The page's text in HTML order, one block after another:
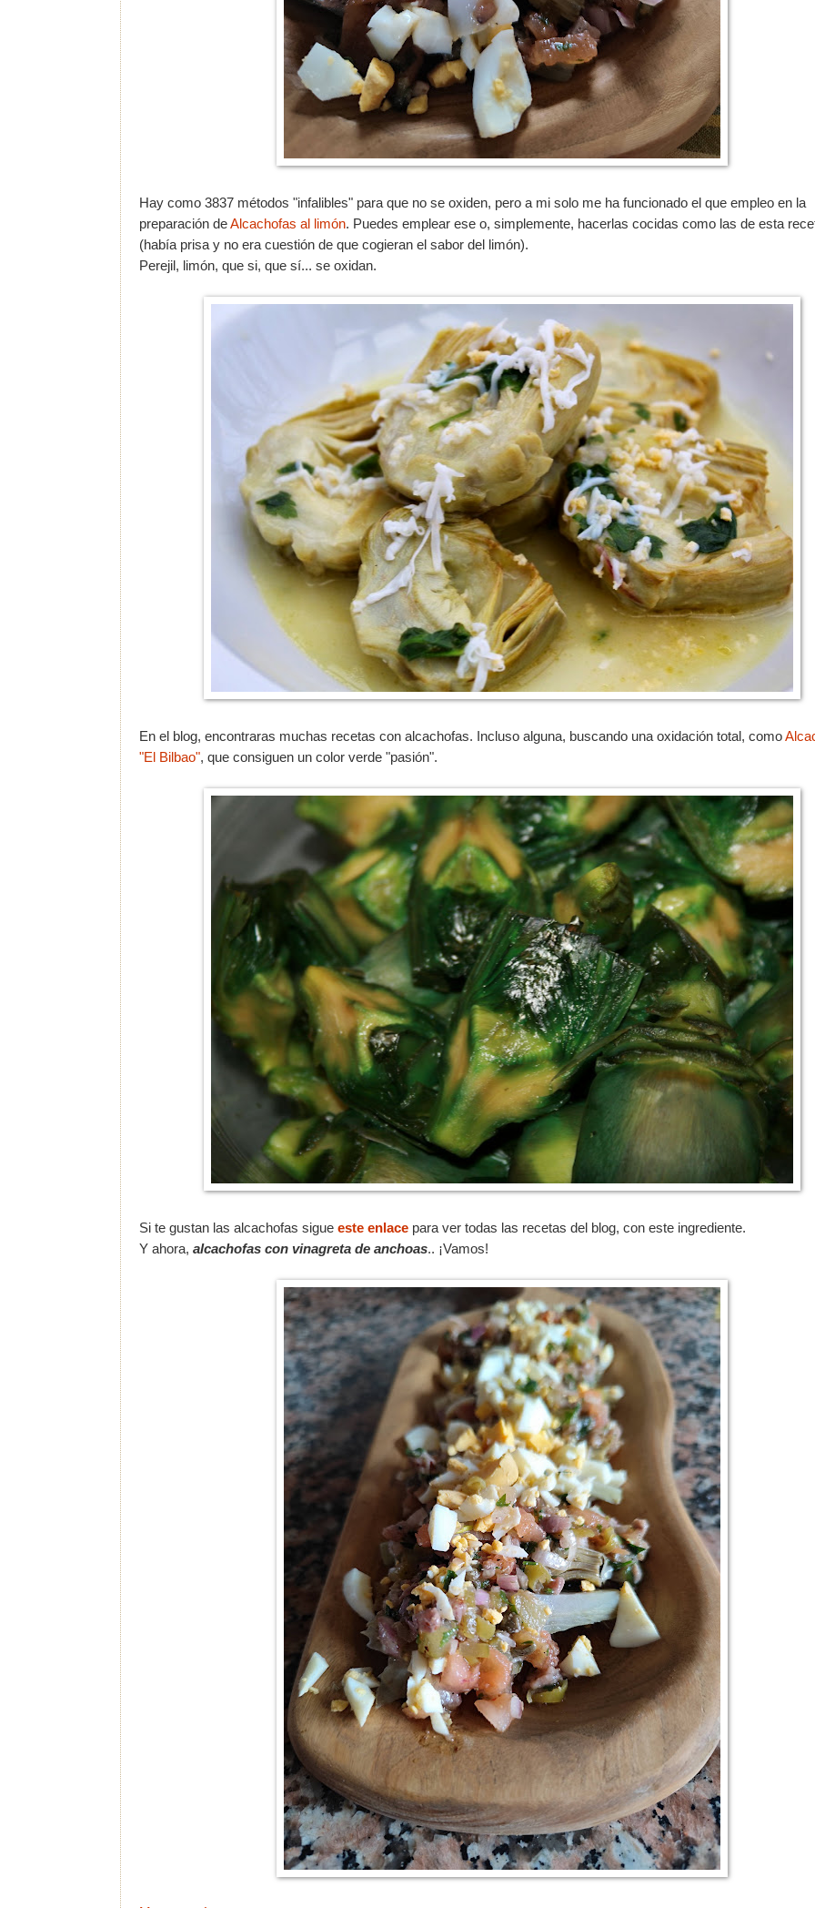
Hay como 3837 métodos "infalibles" para que no se oxiden, pero a mi solo me ha funcionado el que empleo en la
preparación deAlcachofas al limón. Puedes emplear ese o, simplemente, hacerlas cocidas como las de esta
(había prisa y no era cuestión de que cogieran el sabor del limón).
Perejil, limón, que si, que sí... se oxidan.
En el blog, encontraras muchas recetas con alcachofas. Incluso alguna, buscando una oxidación total, como
"El Bilbao", que consiguen un color verde "pasión".
Si te gustan las alcachofas sigue este enlace para ver todas las recetas del blog, con este ingrediente.
Y ahora, alcachofas con vinagreta de anchoas.. ¡Vamos!